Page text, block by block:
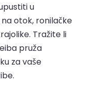
u
otok, ronilačke
Tražite li
pruža
za vaše